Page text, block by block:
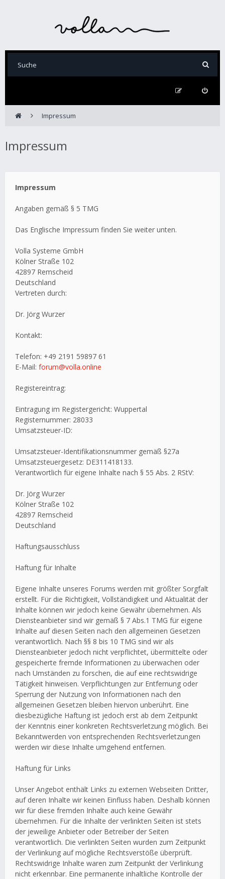
Impressum
Impressum
Impressum
Angaben gemäß § 5 TMG
Das Englische Impressum finden Sie weiter unten.
Volla Systeme GmbH
Kölner Straße 102
42897 Remscheid
Deutschland
Vertreten durch:
Dr. Jörg Wurzer
Kontakt:
Telefon: +49 2191 59897 61
E-Mail: forum@volla.online
Registereintrag:
Eintragung im Registergericht: Wuppertal
Registernummer: 28033
Umsatzsteuer-ID:
Umsatzsteuer-Identifikationsnummer gemäß §27a
Umsatzsteuergesetz: DE311418133.
Verantwortlich für eigene Inhalte nach § 55 Abs. 2 RStV:
Dr. Jörg Wurzer
Kölner Straße 102
42897 Remscheid
Deutschland
Haftungsausschluss
Haftung für Inhalte
Eigene Inhalte unseres Forums werden mit größter Sorgfalt
erstellt. Für die Richtigkeit, Vollständigkeit und Aktualität der
Inhalte können wir jedoch keine Gewähr übernehmen. Als
Diensteanbieter sind wir gemäß § 7 Abs.1 TMG für eigene
Inhalte auf diesen Seiten nach den allgemeinen Gesetzen
verantwortlich. Nach §§ 8 bis 10 TMG sind wir als
Diensteanbieter jedoch nicht verpflichtet, übermittelte oder
gespeicherte fremde Informationen zu überwachen oder
nach Umständen zu forschen, die auf eine rechtswidrige
Tätigkeit hinweisen. Verpflichtungen zur Entfernung oder
Sperrung der Nutzung von Informationen nach den
allgemeinen Gesetzen bleiben hiervon unberührt. Eine
diesbezügliche Haftung ist jedoch erst ab dem Zeitpunkt
der Kenntnis einer konkreten Rechtsverletzung möglich. Bei
Bekanntwerden von entsprechenden Rechtsverletzungen
werden wir diese Inhalte umgehend entfernen.
Haftung für Links
Unser Angebot enthält Links zu externen Webseiten Dritter,
auf deren Inhalte wir keinen Einfluss haben. Deshalb können
wir für diese fremden Inhalte auch keine Gewähr
übernehmen. Für die Inhalte der verlinkten Seiten ist stets
der jeweilige Anbieter oder Betreiber der Seiten
verantwortlich. Die verlinkten Seiten wurden zum Zeitpunkt
der Verlinkung auf mögliche Rechtsverstöße überprüft.
Rechtswidrige Inhalte waren zum Zeitpunkt der Verlinkung
nicht erkennbar. Eine permanente inhaltliche Kontrolle der